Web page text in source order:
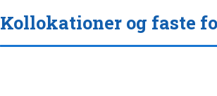
Kollokationer og faste